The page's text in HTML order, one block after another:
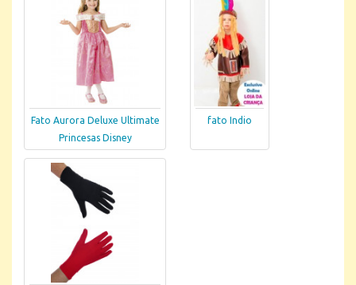
Fato Aurora Deluxe Ultimate
Princesas Disney
fato Indio